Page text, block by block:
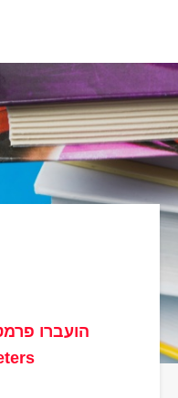
הועברו